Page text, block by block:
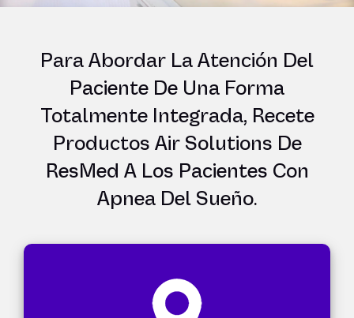
Para Abordar La Atención Del
Paciente De Una Forma
Totalmente Integrada, Recete
Productos Air Solutions De
ResMed A Los Pacientes Con
Apnea Del Sueño.